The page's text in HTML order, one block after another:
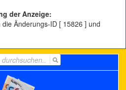
der Anzeige:
Änderungs-ID [ 15826 ] und